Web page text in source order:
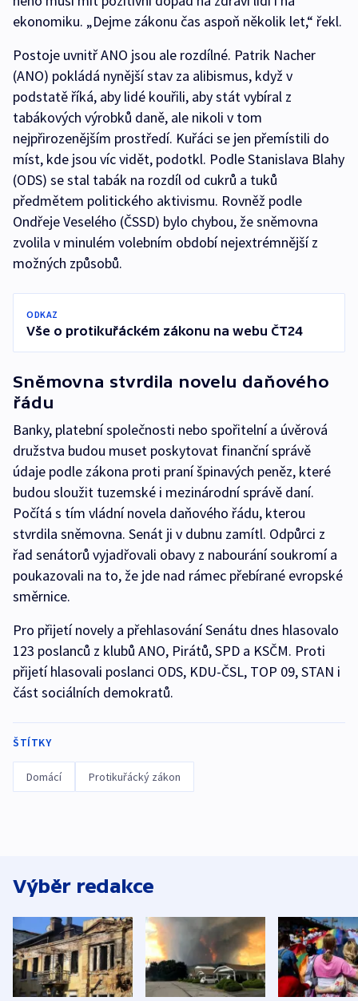
ekonomiku. „Dejme zákonu čas aspoň několik let,“ řekl.
Postoje uvnitř ANO jsou ale rozdílné. Patrik Nacher
(ANO) pokládá nynější stav za alibismus, když v
podstatě říká, aby lidé kouřili, aby stát vybíral z
tabákových výrobků daně, ale nikoli v tom
nejpřirozenějším prostředí. Kuřáci se jen přemístili do
míst, kde jsou víc vidět, podotkl. Podle Stanislava Blahy
(ODS) se stal tabák na rozdíl od cukrů a tuků
předmětem politického aktivismu. Rovněž podle
Ondřeje Veselého (ČSSD) bylo chybou, že sněmovna
zvolila v minulém volebním období nejextrémnější z
možných způsobů.
ODKAZ
Vše o protikuřáckém zákonu na webu ČT24
Sněmovna stvrdila novelu daňového
řádu
Banky, platební společnosti nebo spořitelní a úvěrová
družstva budou muset poskytovat finanční správě
údaje podle zákona proti praní špinavých peněz, které
budou sloužit tuzemské i mezinárodní správě daní.
Počítá s tím vládní novela daňového řádu, kterou
stvrdila sněmovna. Senát ji v dubnu zamítl. Odpůrci z
řad senátorů vyjadřovali obavy z nabourání soukromí a
poukazovali na to, že jde nad rámec přebírané evropské
směrnice.
Pro přijetí novely a přehlasování Senátu dnes hlasovalo
123 poslanců z klubů ANO, Pirátů, SPD a KSČM. Proti
přijetí hlasovali poslanci ODS, KDU-ČSL, TOP 09, STAN i
část sociálních demokratů.
ŠTÍTKY
Domácí Protikuřácký zákon
Výběr redakce